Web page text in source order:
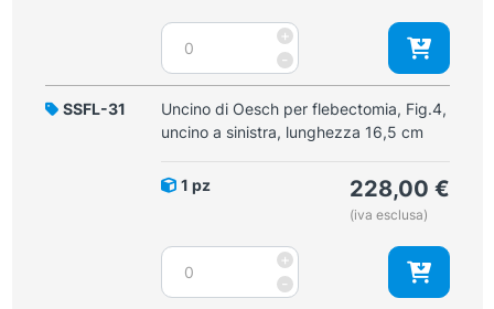
-
Uncino
Oesch
per
flebectomia,
a
16,5
cm
+
SSFL-31
Uncino di Oesch per flebectomia, Fig.4,
uncino a sinistra, lunghezza 16,5 cm
1 pz 228,00 €
(iva esclusa)
-
Uncino
Oesch
+